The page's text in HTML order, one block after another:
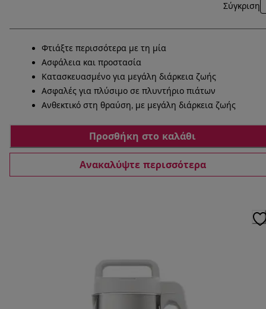
Σύγκριση
Φτιάξτε περισσότερα με τη μία
Ασφάλεια και προστασία
Κατασκευασμένο για μεγάλη διάρκεια ζωής
Ασφαλές για πλύσιμο σε πλυντήριο πιάτων
Ανθεκτικό στη θραύση, με μεγάλη διάρκεια ζωής
Προσθήκη στο καλάθι
Ανακαλύψτε περισσότερα